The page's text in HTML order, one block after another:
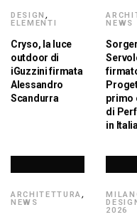
DESIGN ,
ELEMENTI
Cryso, la luce
outdoor di
iGuzzini firmata
Alessandro
Scandurra
NEWS
primo
di
in Italia
ARCHITETTURA,
NEWS
2026